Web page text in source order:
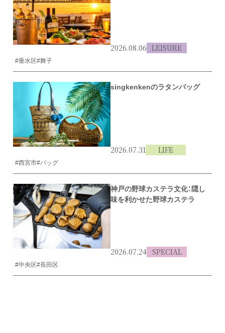
2026.08.06 LEISURE
#垂水区#舞子
singkenkenのラタンバッグ
2026.07.31 LIFE
#西宮市#バッグ
神戸の野球カステラ文化：隠し
味を利かせた野球カステラ
2026.07.24 SPECIAL
#中央区#長田区